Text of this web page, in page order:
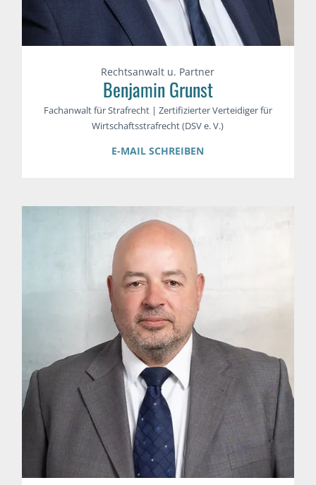
Rechtsanwalt u. Partner
Benjamin Grunst
Fachanwalt für Strafrecht | Zertifizierter Verteidiger für
Wirtschaftsstrafrecht (DSV e. V.)
E-MAIL SCHREIBEN